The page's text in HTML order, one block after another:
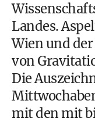
Landes.
Wien und
von
Die
mit den mit